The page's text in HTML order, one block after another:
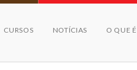
CURSOS NOTÍCIAS O QUE É